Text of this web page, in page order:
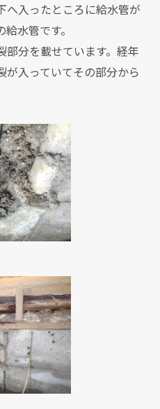
へ入ったところに給水管が
水管です。
部分を載せています。経年
入っていてその部分から